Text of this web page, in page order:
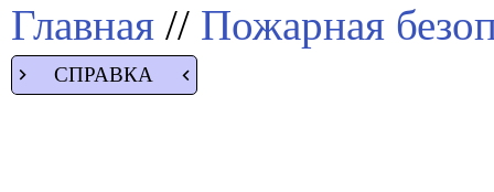
Главная // Пожарная
СПРАВКА